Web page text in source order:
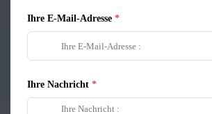
Ihre E-Mail-Adresse
Ihre Nachricht